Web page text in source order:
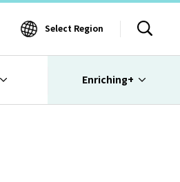
Select Region
Enriching+